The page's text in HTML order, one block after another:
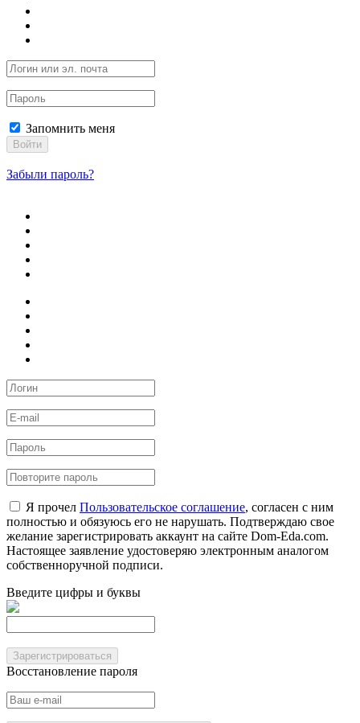
Запомнить меня
Войти
Забыли пароль?
Я прочел Пользовательское соглашение, согласен с ним
полностью и обязуюсь его не нарушать. Подтверждаю свое
желание зарегистрировать аккаунт на сайте Dom-Eda.com.
Настоящее заявление удостоверяю электронным аналогом
собственноручной подписи.
Введите цифры и буквы
Зарегистрироваться
Восстановление пароля